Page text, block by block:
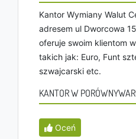
Kantor Wymiany Walut
adresem ul Dworcowa
oferuje swoim klientom
takich jak: Euro, Funt
szwajcarski etc.
KANTOR W
Oceń